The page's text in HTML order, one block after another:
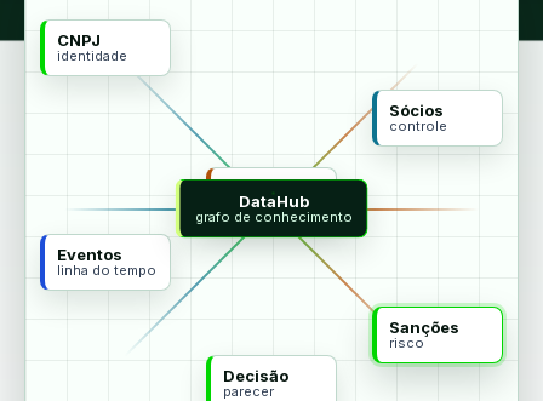
CNPJ
identidade
Sócios
controle
Eventos
linha do tempo
Sanções
risco
agentes
Decisão
parecer
DataHub
grafo de conhecimento